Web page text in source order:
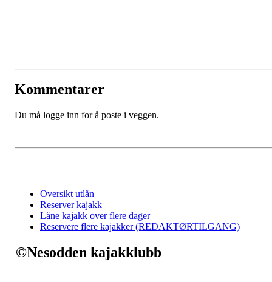
Kommentarer
Du må logge inn for å poste i veggen.
Oversikt utlån
Reserver kajakk
Låne kajakk over flere dager
Reservere flere kajakker (REDAKTØRTILGANG)
©Nesodden kajakklubb